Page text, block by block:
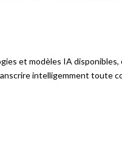
et modèles IA
intelligemment toute